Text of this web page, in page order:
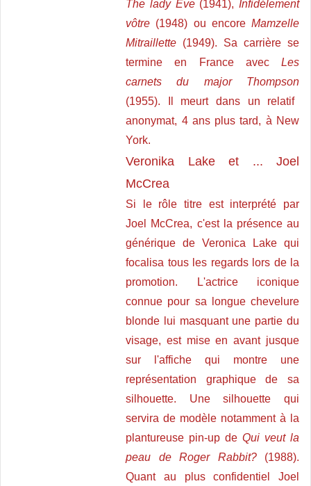
The lady Eve(1941), Infidélement
vôtre (1948) ou encore Mamzelle
Mitraillette (1949). Sa carrière se
termine en France avec Les
carnets du major Thompson
(1955). Il meurt dans un relatif
anonymat, 4 ans plus tard, à New
York.
Veronika Lake et ... Joel
McCrea
Si le rôle titre est interprété par
Joel McCrea, c'est la présence au
générique de Veronica Lake qui
focalisa tous les regards lors de la
promotion. L'actrice iconique
connue pour sa longue chevelure
blonde lui masquant une partie du
visage, est mise en avant jusque
sur l'affiche qui montre une
représentation graphique de sa
silhouette. Une silhouette qui
servira de modèle notamment à la
plantureuse pin-up deQui veut la
peau de Roger Rabbit?(1988).
Quant au plus confidentiel Joel